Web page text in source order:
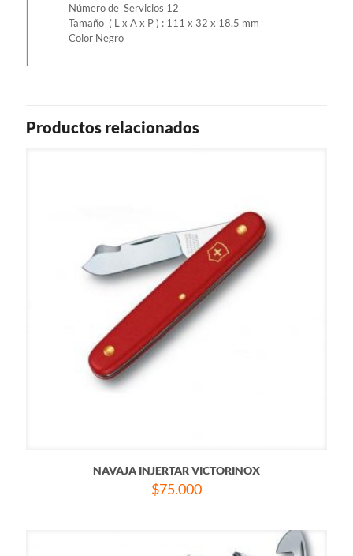
Número de Servicios 12
Tamaño ( L x A x P ) : 111 x 32 x 18,5 mm
Color Negro
Productos relacionados
NAVAJA INJERTAR VICTORINOX
$75.000